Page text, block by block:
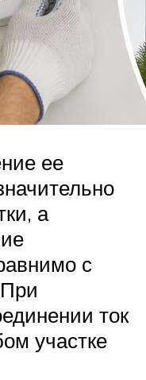
ее
а
с
ток
участке